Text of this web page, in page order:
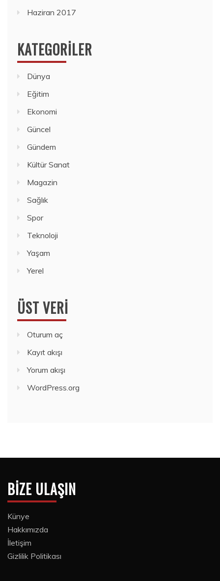
Haziran 2017
KATEGORILER
Dünya
Eğitim
Ekonomi
Güncel
Gündem
Kültür Sanat
Magazin
Sağlık
Spor
Teknoloji
Yaşam
Yerel
ÜST VERI
Oturum aç
Kayıt akışı
Yorum akışı
WordPress.org
BIZE ULAŞIN
Künye
Hakkımızda
İletişim
Gizlilik Politikası